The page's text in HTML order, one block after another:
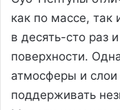
как по массе, так
в десять-сто раз
поверхности.
атмосферы и слои
поддерживать